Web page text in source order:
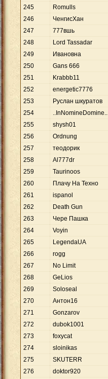
245
Romulls
246
ЧенгисХан
247
777вшь
248
Lord Tassadar
249
Ивановна
250
Gans 666
251
Krabbb11
252
energetic7776
253
Руслан шкуратов
254
..InNomineDomine..
255
shysh01
256
Ordnung
257
теодорик
258
Al777dr
259
Taurinoos
260
Плачу На Техно
261
ispanol
262
Death Gun
263
Чере Пашка
264
Voyin
265
LegendaUA
266
rogg
267
No Limit
268
GeLios
269
Soloseal
270
Антон16
271
Gonzarov
272
dubok1001
273
foxycat
274
sloinikas
275
SKUTERR
276
doktor920